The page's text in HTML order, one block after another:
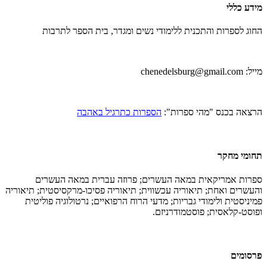
מידע כללי
החוג לספרות והתכנית ללימודי נשים ומגדר, בית הספר לתרבות
מייל: chenedelsburg@gmail.com
הרצאה בכנס "מהי ספרות": הספרות כתרגיל באהבה
תחומי מחקר
ספרות אמריקאית במאה העשרים; פרוזה עברית במאה העשרים
והעשרים ואחת; תיאוריה עכשווית; תיאוריה פסיכו-מרקסיסטית; תיאוריה
פמיניסטית ולימודי גבריות; מדעי הרוח הרפואיים; נרטולוגיה פוליטית
ופוסט-קלאסית; פוסטמודרניזם.
פרסומים